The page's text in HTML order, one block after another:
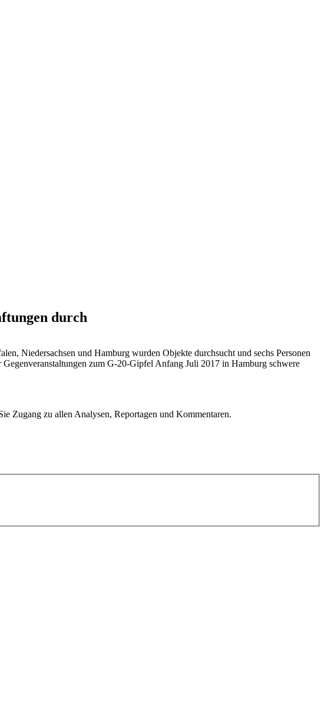
durch
Niedersachsen und Hamburg wurden Objekte durchsucht und sechs Personen
zum G-20-Gipfel Anfang Juli 2017 in Hamburg schwere
Zugang zu allen Analysen, Reportagen und Kommentaren.